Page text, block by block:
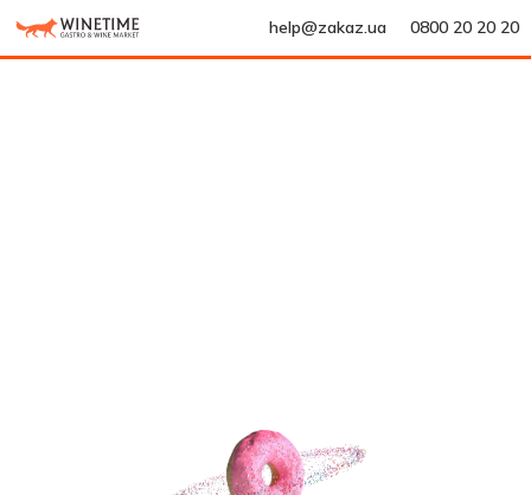
help@zakaz.ua 0800 20 20 20